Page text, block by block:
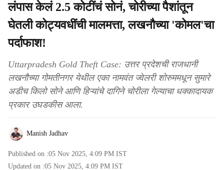
लंपास केलं 2.5 कोटींचं सोनं, चोरीच्या पैशांतून
घेतली कोट्यवधींची मालमत्ता, लखनौच्या 'कोमल'चा
पर्दाफाश!
Uttarpradesh Gold Theft Case: उत्तर प्रदेशची राजधानी
लखनौच्या गोमतीनगर येथील एका नामवंत ज्वेलरी शोरुममधून सुमारे
अडीच किलो सोने आणि हिऱ्यांचे दागिने चोरीला गेल्याचा धक्कादायक
प्रकार उघडकीस आला.
Manish Jadhav
Published on :05 Nov 2025, 4:09 PM IST
Updated on :05 Nov 2025, 4:09 PM IST